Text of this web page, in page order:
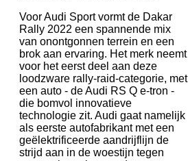
Voor Audi Sport vormt de Dakar
Rally 2022 een spannende mix
van onontgonnen terrein en een
brok aan ervaring. Het merk neemt
voor het eerst deel aan deze
loodzware rally-raid-categorie, met
een auto - de Audi RS Q e-tron -
die bomvol innovatieve
technologie zit. Audi gaat namelijk
als eerste autofabrikant met een
geëlektrificeerde aandrijflijn de
strijd aan in de woestijn tegen